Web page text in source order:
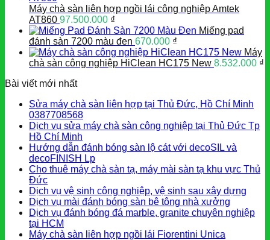
Máy chà sàn liên hợp ngồi lái công nghiệp Amtek
AT860 97.500.000 ₫
Miếng pad
đánh sàn 7200 màu đen 670.000 ₫
Máy
chà sàn công nghiệp HiClean HC175 New 8.532.000 ₫
Bài viết mới nhất
Sửa máy chà sàn liên hợp tại Thủ Đức, Hồ Chí Minh
0387708568
Dịch vụ sửa máy chà sàn công nghiệp tại Thủ Đức Tp
Hồ Chí Minh
Hướng dẫn đánh bóng sàn lộ cát với decoSIL và
decoFINISH Lp
Cho thuê máy chà sàn tạ, máy mài sàn tạ khu vực Thủ
Đức
Dịch vụ vệ sinh công nghiệp, vệ sinh sau xây dựng
Dịch vụ mài đánh bóng sàn bê tông nhà xưởng
Dịch vụ đánh bóng đá marble, granite chuyên nghiệp
tại HCM
Máy chà sàn liên hợp ngồi lái Fiorentini Unica